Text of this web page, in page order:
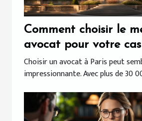
Comment choisir le
avocat pour votre
Choisir un avocat à Paris peut
impressionnante. Avec plus de 30